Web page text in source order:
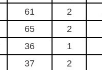
61 2
65 2
36 1
37 2